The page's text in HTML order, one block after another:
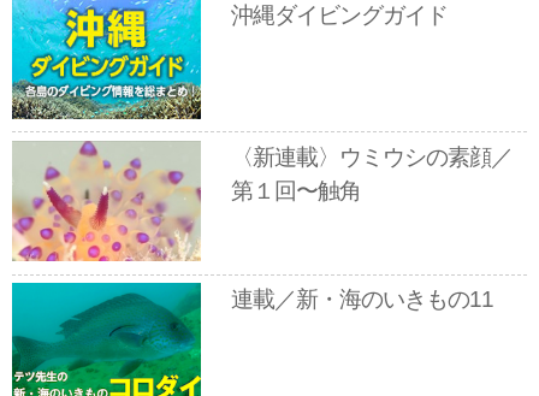
沖縄ダイビングガイド
〈新連載〉ウミウシの素顔／
第１回〜触角
連載／新・海のいきもの11